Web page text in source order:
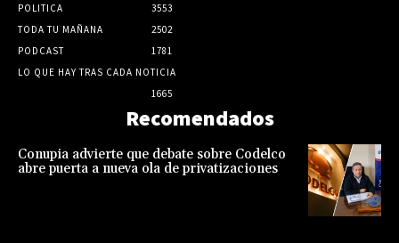
POLITICA
3553
TODA TU MAÑANA
2502
PODCAST
1781
LO QUE HAY TRAS CADA NOTICIA
1665
Recomendados
Conupia advierte que debate sobre Codelco
abre puerta a nueva ola de privatizaciones